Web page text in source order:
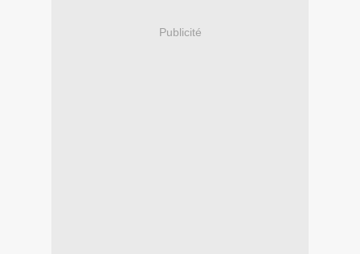
Publicité